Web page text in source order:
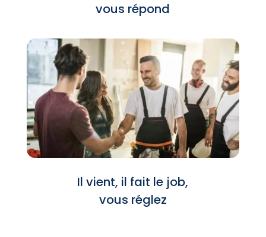
vous répond
Il vient, il fait le job,
vous réglez